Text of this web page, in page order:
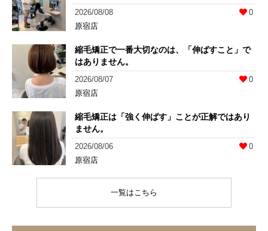
2026/08/08
0
原宿店
縮毛矯正で一番大切なのは、「伸ばすこと」で
はありません。
2026/08/07
0
原宿店
縮毛矯正は「強く伸ばす」ことが正解ではあり
ません。
2026/08/06
0
原宿店
一覧はこちら